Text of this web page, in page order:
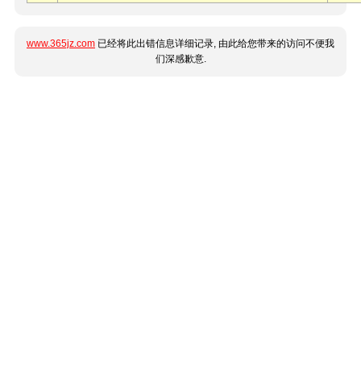
www.365jz.com 已经将此出错信息详细记录, 由此给您带来的访问不便我
们深感歉意.